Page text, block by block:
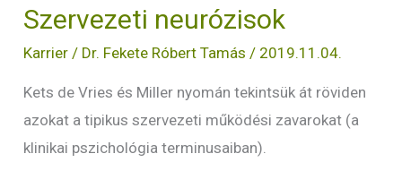
Szervezeti neurózisok
Karrier / Dr. Fekete Róbert Tamás / 2019.11.04.
Kets de Vries és Miller nyomán tekintsük át röviden
azokat a tipikus szervezeti működési zavarokat (a
klinikai pszichológia terminusaiban).